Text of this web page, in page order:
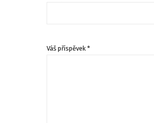
Váš příspěvek *